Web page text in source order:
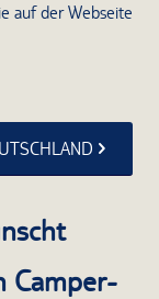
auf der Webseite
Camper-